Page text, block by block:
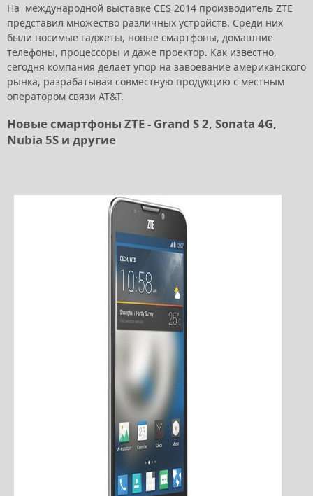
На международной выставке CES 2014 производитель ZTE
представил множество различных устройств. Среди них
были носимые гаджеты, новые смартфоны, домашние
телефоны, процессоры и даже проектор. Как известно,
сегодня компания делает упор на завоевание американского
рынка, разрабатывая совместную продукцию с местным
оператором связи AT&T.
Новые смартфоны ZTE - Grand S 2, Sonata 4G,
Nubia 5S и другие